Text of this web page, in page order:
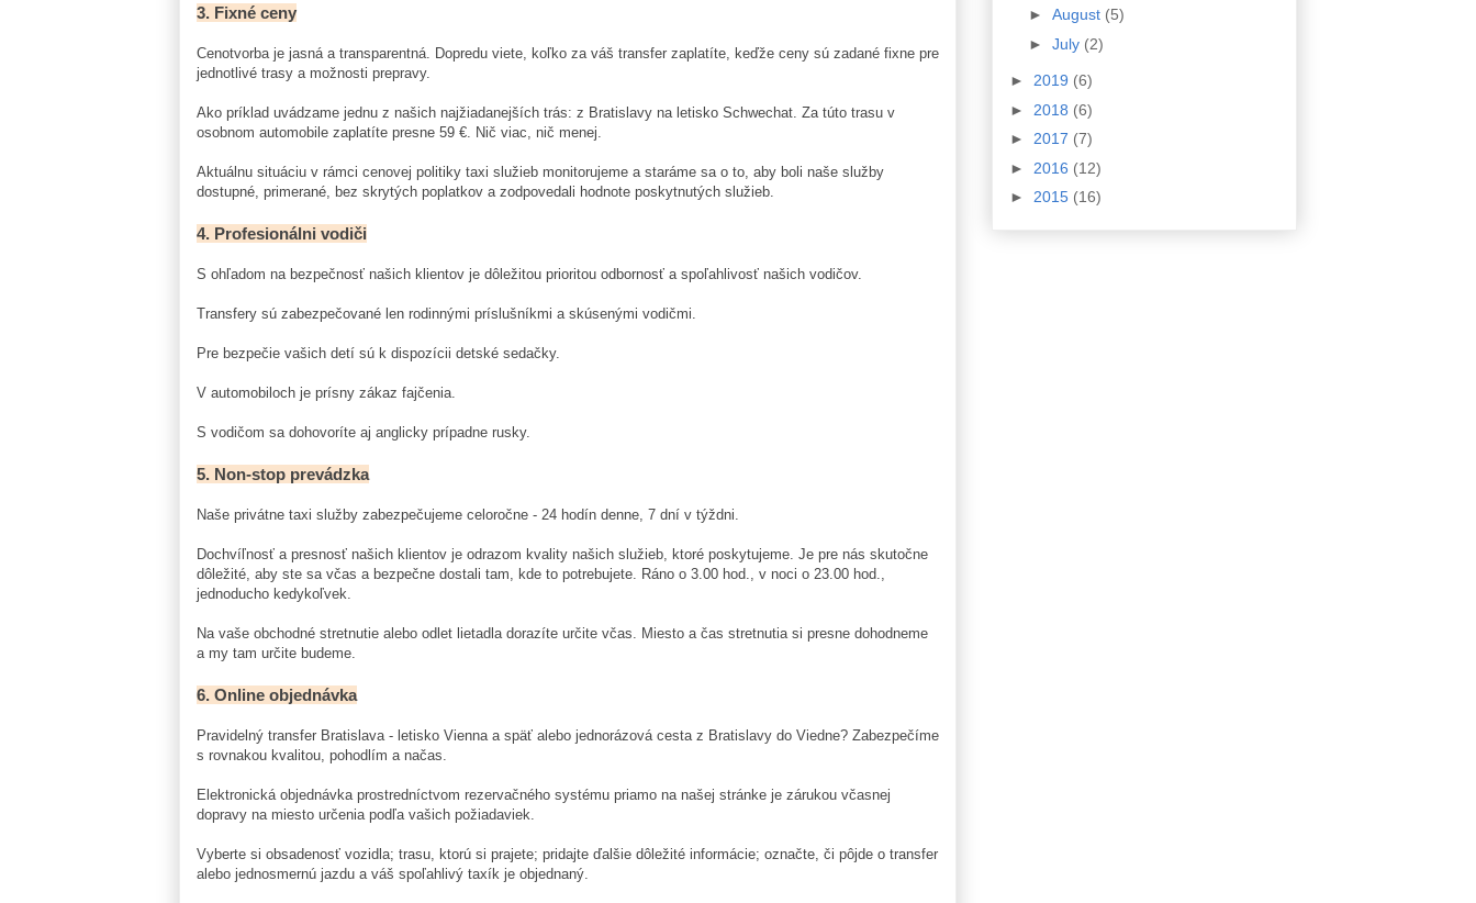
3. Fixné ceny
Cenotvorba je jasná a transparentná. Dopredu viete, koľko za váš transfer zaplatíte, keďže ceny sú zadané fixne pre
jednotlivé trasy a možnosti prepravy.
Ako príklad uvádzame jednu z našich najžiadanejších trás: z Bratislavy na letisko Schwechat. Za túto trasu v
osobnom automobile zaplatíte presne 59 €. Nič viac, nič menej.
Aktuálnu situáciu v rámci cenovej politiky taxi služieb monitorujeme a staráme sa o to, aby boli naše služby
dostupné, primerané, bez skrytých poplatkov a zodpovedali hodnote poskytnutých služieb.
4. Profesionálni vodiči
S ohľadom na bezpečnosť našich klientov je dôležitou prioritou odbornosť a spoľahlivosť našich vodičov.
Transfery sú zabezpečované len rodinnými príslušníkmi a skúsenými vodičmi.
Pre bezpečie vašich detí sú k dispozícii detské sedačky.
V automobiloch je prísny zákaz fajčenia.
S vodičom sa dohovoríte aj anglicky prípadne rusky.
5. Non-stop prevádzka
Naše privátne taxi služby zabezpečujeme celoročne - 24 hodín denne, 7 dní v týždni.
Dochvíľnosť a presnosť našich klientov je odrazom kvality našich služieb, ktoré poskytujeme. Je pre nás skutočne
dôležité, aby ste sa včas a bezpečne dostali tam, kde to potrebujete. Ráno o 3.00 hod., v noci o 23.00 hod.,
jednoducho kedykoľvek.
Na vaše obchodné stretnutie alebo odlet lietadla dorazíte určite včas. Miesto a čas stretnutia si presne dohodneme
a my tam určite budeme.
6. Online objednávka
Pravidelný transfer Bratislava - letisko Vienna a späť alebo jednorázová cesta z Bratislavy do Viedne? Zabezpečíme
s rovnakou kvalitou, pohodlím a načas.
Elektronická objednávka prostredníctvom rezervačného systému priamo na našej stránke je zárukou včasnej
dopravy na miesto určenia podľa vašich požiadaviek.
Vyberte si obsadenosť vozidla; trasu, ktorú si prajete; pridajte ďalšie dôležité informácie; označte, či pôjde o transfer
alebo jednosmernú jazdu a váš spoľahlivý taxík je objednaný.
► August (5)
► July (2)
► 2019 (6)
► 2018 (6)
► 2017 (7)
► 2016 (12)
► 2015 (16)